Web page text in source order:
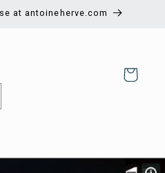
at antoineherve.com
Shopping
cart